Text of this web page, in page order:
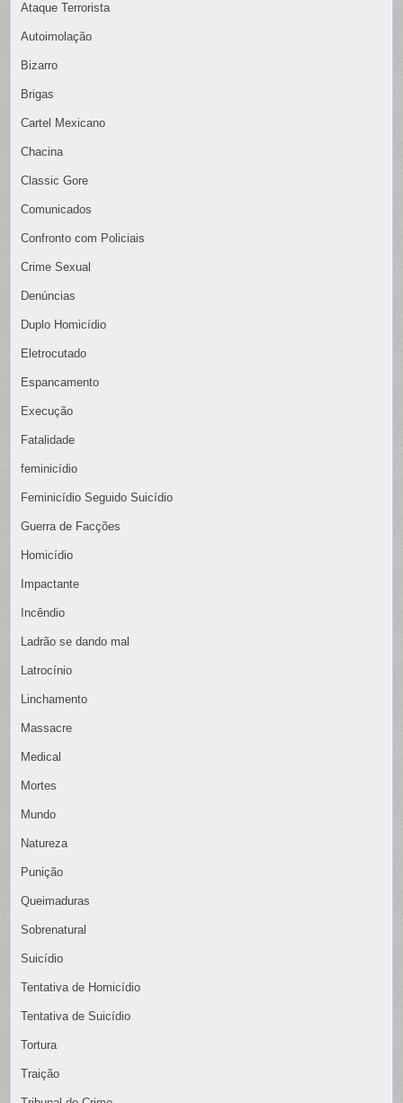
Ataque Terrorista
Autoimolação
Bizarro
Brigas
Cartel Mexicano
Chacina
Classic Gore
Comunicados
Confronto com Policiais
Crime Sexual
Denúncias
Duplo Homicídio
Eletrocutado
Espancamento
Execução
Fatalidade
feminicídio
Feminicídio Seguido Suicídio
Guerra de Facções
Homicídio
Impactante
Incêndio
Ladrão se dando mal
Latrocínio
Linchamento
Massacre
Medical
Mortes
Mundo
Natureza
Punição
Queimaduras
Sobrenatural
Suicídio
Tentativa de Homicídio
Tentativa de Suicídio
Tortura
Traição